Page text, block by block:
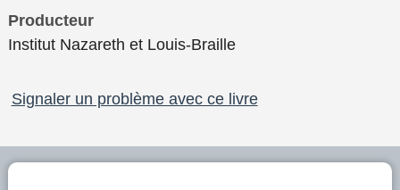
Producteur
Institut Nazareth et Louis-Braille
Signaler un problème avec ce livre